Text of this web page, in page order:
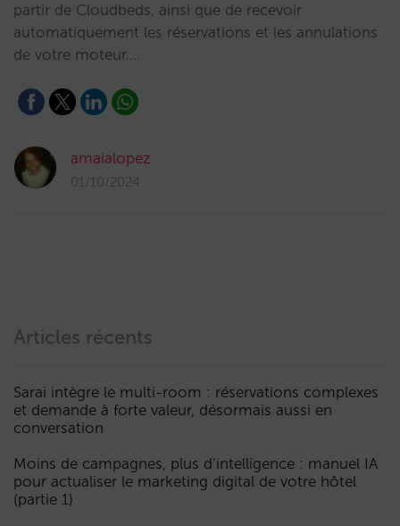
partir de Cloudbeds, ainsi que de recevoir
automatiquement les réservations et les annulations
de votre moteur.…
amaialopez
01/10/2024
Articles récents
Sarai intègre le multi-room : réservations complexes
et demande à forte valeur, désormais aussi en
conversation
Moins de campagnes, plus d’intelligence : manuel IA
pour actualiser le marketing digital de votre hôtel
(partie 1)